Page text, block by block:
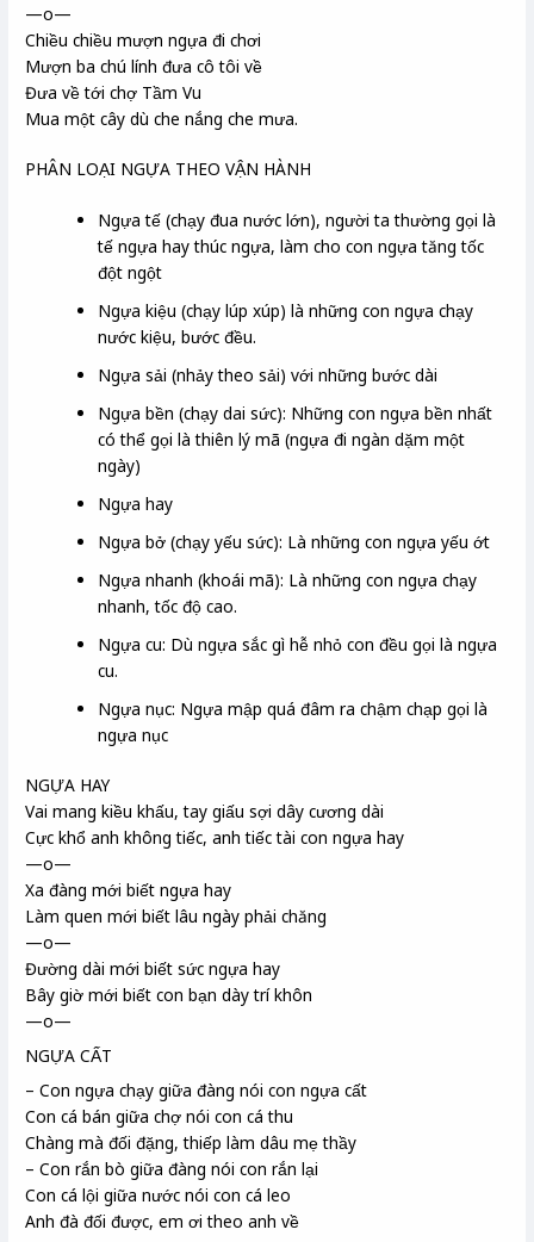
—o—
Chiều chiều mượn ngựa đi chơi
Mượn ba chú lính đưa cô tôi về
Đưa về tới chợ Tầm Vu
Mua một cây dù che nắng che mưa.
PHÂN LOẠI NGỰA THEO VẬN HÀNH
Ngựa tế (chạy đua nước lớn), người ta thường gọi là
tế ngựa hay thúc ngựa, làm cho con ngựa tăng tốc
đột ngột
Ngựa kiệu (chạy lúp xúp) là những con ngựa chạy
nước kiệu, bước đều.
Ngựa sải (nhảy theo sải) với những bước dài
Ngựa bền (chạy dai sức): Những con ngựa bền nhất
có thể gọi là thiên lý mã (ngựa đi ngàn dặm một
ngày)
Ngựa hay
Ngựa bở (chạy yếu sức): Là những con ngựa yếu ớt
Ngựa nhanh (khoái mã): Là những con ngựa chạy
nhanh, tốc độ cao.
Ngựa cu: Dù ngựa sắc gì hễ nhỏ con đều gọi là ngựa
cu.
Ngựa nục: Ngựa mập quá đâm ra chậm chạp gọi là
ngựa nục
NGỰA HAY
Vai mang kiều khấu, tay giấu sợi dây cương dài
Cực khổ anh không tiếc, anh tiếc tài con ngựa hay
—o—
Xa đàng mới biết ngựa hay
Làm quen mới biết lâu ngày phải chăng
—o—
Đường dài mới biết sức ngựa hay
Bây giờ mới biết con bạn dày trí khôn
—o—
NGỰA CẤT
– Con ngựa chạy giữa đàng nói con ngựa cất
Con cá bán giữa chợ nói con cá thu
Chàng mà đối đặng, thiếp làm dâu mẹ thầy
– Con rắn bò giữa đàng nói con rắn lại
Con cá lội giữa nước nói con cá leo
Anh đà đối được, em ơi theo anh về